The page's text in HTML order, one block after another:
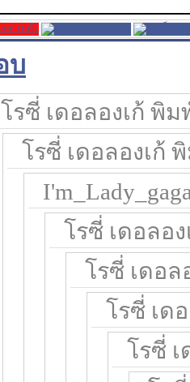
โรซี่ เดอลองเก้ พิม
โรซี่ เดอลองเก้
โรซี่ เดอลอ
โรซี่ เดอล
โรซี่ เด
โรซี่